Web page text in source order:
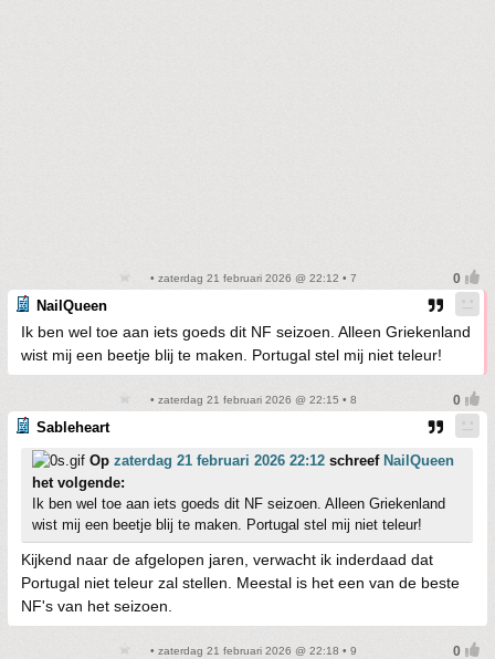
• zaterdag 21 februari 2026 @ 22:12 • 7
NailQueen
Ik ben wel toe aan iets goeds dit NF seizoen. Alleen Griekenland
wist mij een beetje blij te maken. Portugal stel mij niet teleur!
• zaterdag 21 februari 2026 @ 22:15 • 8
Sableheart
Op zaterdag 21 februari 2026 22:12 schreef NailQueen
het volgende:
Ik ben wel toe aan iets goeds dit NF seizoen. Alleen Griekenland
wist mij een beetje blij te maken. Portugal stel mij niet teleur!
Kijkend naar de afgelopen jaren, verwacht ik inderdaad dat
Portugal niet teleur zal stellen. Meestal is het een van de beste
NF's van het seizoen.
• zaterdag 21 februari 2026 @ 22:18 • 9